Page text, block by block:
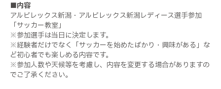
■内容
アルビレックス新潟・アルビレックス新潟レディース選手参加
「サッカー教室」
※参加選手は当日に決定します。
※経験者だけでなく「サッカーを始めたばかり・興味がある」な
ど初心者でも楽しめる内容です。
※参加人数や天候等を考慮し、内容を変更する場合がありますの
でご了承ください。